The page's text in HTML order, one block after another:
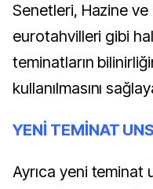
Senetleri, Hazine ve
eurotahvilleri gibi
teminatların
kullanılmasını
YENİ TEMİNAT
Ayrıca yeni teminat